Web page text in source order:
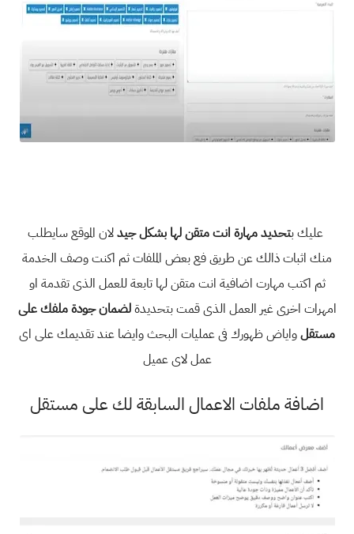
عليك بتحديد مهارة انت متقن لها بشكل جيدلان الموقع سايطلب
منك اثبات ذالك عن طريق فع بعض الملفات ثم اكنت وصف الخدمة
ثم اكتب مهارت اضافية انت متقن لها تابعة للعمل الذى تقدمة او
امهرات اخرى غير العمل الذى قمت بتحديدةلضمان جودة ملفك على
مستقلواياض ظهورك فى عمليات البحث وايضا عند تقديمك على اى
عمل لاى عميل
اضافة ملفات الاعمال السابقة لك على مستقل